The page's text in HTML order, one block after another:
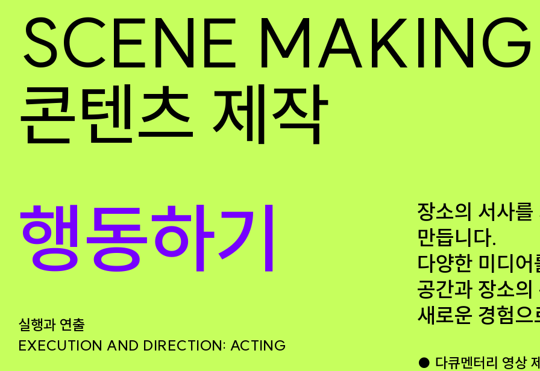
SCENE MAKING
콘텐츠 제작
행동하기
실행과 연출
EXECUTION AND DIRECTION: ACTING
장소의 서사
만듭니다.
다양한 미디
공간과 장소
새로운 경험
● 다큐멘터리 영상